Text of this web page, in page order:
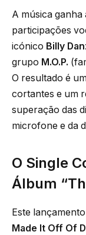
A música ganha
participações
icónico Billy
grupo M.O.P.
O resultado é
cortantes e um
superação das
microfone e da
O Single
Álbum
Este
Made It Off Of